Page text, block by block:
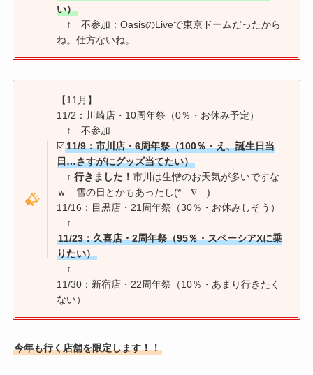
い）
↑ 不参加：OasisのLiveで東京ドームだったから
ね。仕方ないね。
【11月】
11/2：川崎店・10周年祭（0％・お休み予定）
↑ 不参加
☑️11/9：市川店・6周年祭（100％・え、誕生日当
日…さすがにグッズ当てたい）
↑ 行きました！市川は生憎のお天気が多いですな
ｗ 雪の日とかもあったし(*￣∇￣)
11/16：目黒店・21周年祭（30％・お休みしそう）
↑
11/23：久喜店・2周年祭（95％・スペーシアXに乗
りたい）
↑
11/30：新宿店・22周年祭（10％・あまり行きたく
ない）
今年も行く店舗を限定します！！